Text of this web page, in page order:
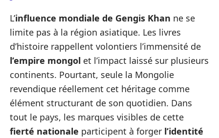
L’influence mondiale de Gengis Khan ne se
limite pas à la région asiatique. Les livres
d’histoire rappellent volontiers l’immensité de
l’empire mongol et l’impact laissé sur plusieurs
continents. Pourtant, seule la Mongolie
revendique réellement cet héritage comme
élément structurant de son quotidien. Dans
tout le pays, les marques visibles de cette
fierté nationale participent à forger l’identité